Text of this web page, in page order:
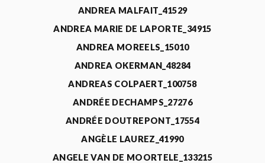
ANDREA MALFAIT_41529
ANDREA MARIE DE LAPORTE_34915
ANDREA MOREELS_15010
ANDREA OKERMAN_48284
ANDREAS COLPAERT_100758
ANDRÉE DECHAMPS_27276
ANDRÉE DOUTREPONT_17554
ANGÈLE LAUREZ_41990
ANGELE VAN DE MOORTELE_133215